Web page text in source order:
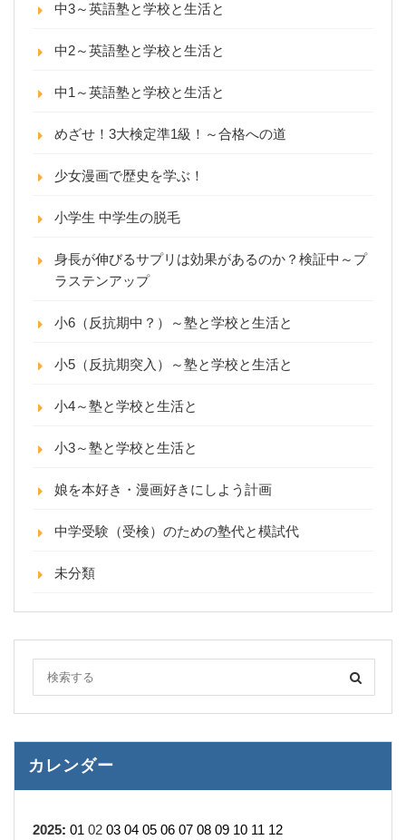
中3～英語塾と学校と生活と
中2～英語塾と学校と生活と
中1～英語塾と学校と生活と
めざせ！3大検定準1級！～合格への道
少女漫画で歴史を学ぶ！
小学生 中学生の脱毛
身長が伸びるサプリは効果があるのか？検証中～プ
ラステンアップ
小6（反抗期中？）～塾と学校と生活と
小5（反抗期突入）～塾と学校と生活と
小4～塾と学校と生活と
小3～塾と学校と生活と
娘を本好き・漫画好きにしよう計画
中学受験（受検）のための塾代と模試代
未分類
カレンダー
2025: 01 02 03 04 05 06 07 08 09 10 11 12